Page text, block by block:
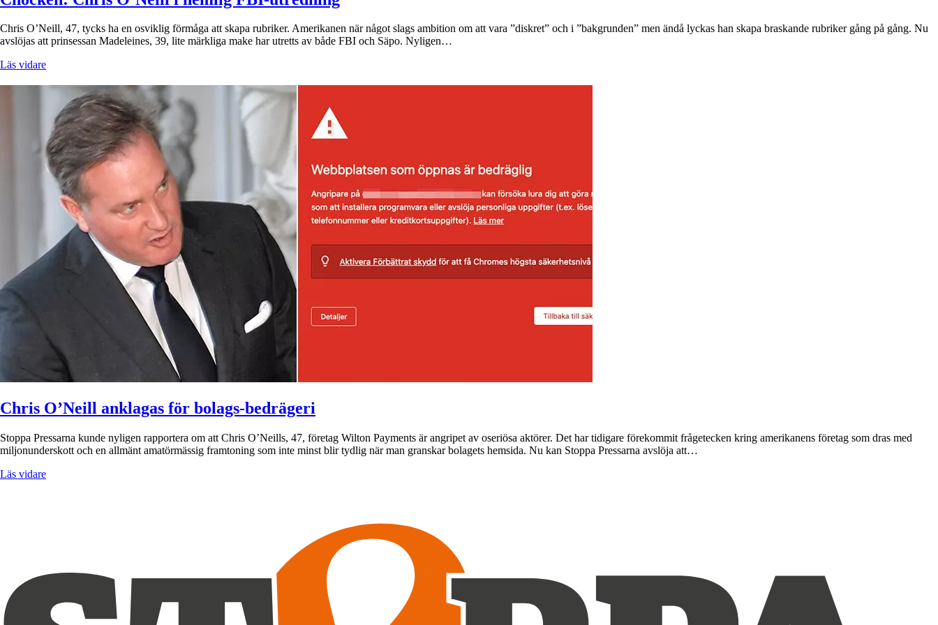
Chris O’Neill, 47, tycks ha en osviklig förmåga att skapa rubriker. Amerikanen när något slags ambition om att vara ”diskret” och i ”bakgrunden” men ändå lyckas han skapa braskande rubriker gång på gång. Nu
avslöjas att prinsessan Madeleines, 39, lite märkliga make har utretts av både FBI och Säpo. Nyligen…
Läs vidare
Chris O’Neill anklagas för bolags-bedrägeri
Stoppa Pressarna kunde nyligen rapportera om att Chris O’Neills, 47, företag Wilton Payments är angripet av oseriösa aktörer. Det har tidigare förekommit frågetecken kring amerikanens företag som dras med
miljonunderskott och en allmänt amatörmässig framtoning som inte minst blir tydlig när man granskar bolagets hemsida. Nu kan Stoppa Pressarna avslöja att…
Läs vidare